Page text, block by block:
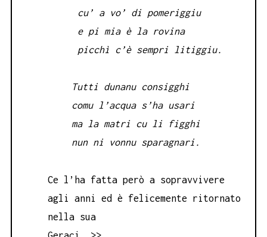
cu’ a vo’ di pomeriggiu
e pi mia è la rovina
picchì c’è sempri litiggiu.
Tutti dunanu consigghi
comu l’acqua s’ha usari
ma la matri cu li figghi
nun ni vonnu sparagnari.
Ce l’ha fatta però a sopravvivere
agli anni ed è felicemente ritornato
nella sua